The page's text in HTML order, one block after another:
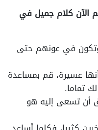
الآن كلام جميل في
في عونهم حتى
عسيرة، قم بمساعدة
تماما.
أن تسعى إليه هو